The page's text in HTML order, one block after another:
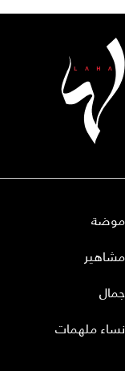
موضة
مشاهير
جمال
نساء ملهمات